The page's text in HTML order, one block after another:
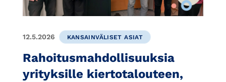
12.5.2026 KANSAINVÄLISET ASIAT
Rahoitusmahdollisuuksia
yrityksille kiertotalouteen,